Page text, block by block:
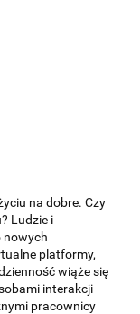
na dobre. Czy
Ludzie i
nowych
platformy,
wiąże się
interakcji
pracownicy